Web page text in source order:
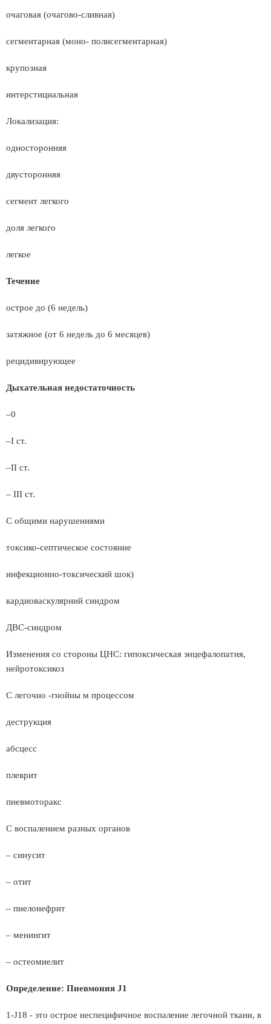
очаговая (очагово-сливная)
сегментарная (моно- полисегментарная)
крупозная
интерстициальная
Локализация:
односторонняя
двусторонняя
сегмент легкого
доля легкого
легкое
Течение
острое до (6 недель)
затяжное (от 6 недель до 6 месяцев)
рецидивирующее
Дыхательная недостаточность
–0
–І ст.
–ІІ ст.
– ІІІ ст.
С общими нарушениями
токсико-септическое состояние
инфекционно-токсический шок)
кардиоваскулярний синдром
ДВС-синдром
Изменения со стороны ЦНС: гипоксическая энцефалопатия,
нейротоксикоз
С легочно -гнойны м процессом
деструкция
абсцесс
плеврит
пневмоторакс
С воспалением разных органов
– синусит
– отит
– пиелонефрит
– менингит
– остеомиелит
Определение: Пневмония J1
1-J18 - это острое неспецифичное воспаление легочной ткани, в